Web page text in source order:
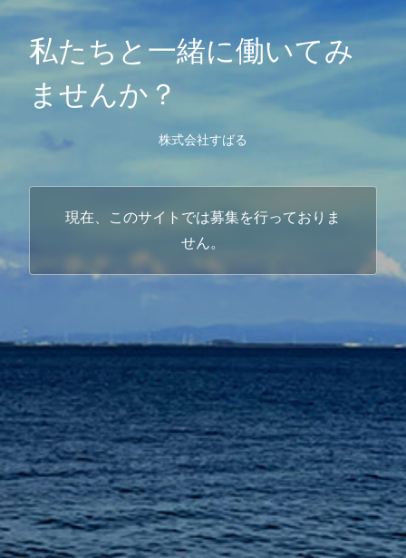
私たちと一緒に働いてみ
ませんか？
株式会社すばる
現在、このサイトでは募集を行っておりま
せん。